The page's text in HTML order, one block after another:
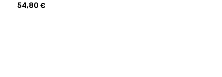
Precio
54,80 €